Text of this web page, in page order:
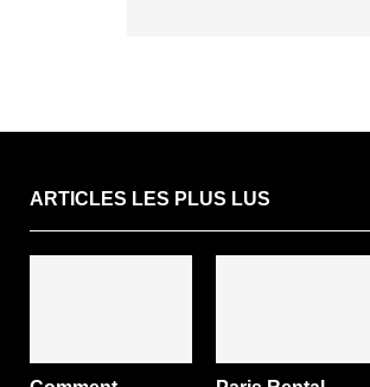
ARTICLES LES PLUS LUS